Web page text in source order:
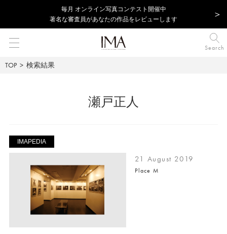
毎⽉ オンライン写真コンテスト開催中
著名な審査員があなたの作品をレビューします
Search
TOP 検索結果
瀬戸正人
IMAPEDIA
21 August 2019
Place M